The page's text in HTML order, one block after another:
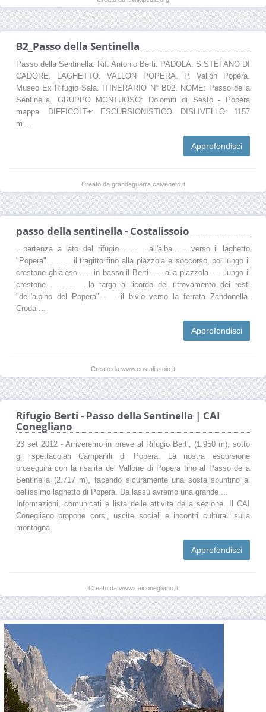
B2_Passo della Sentinella
Passo della Sentinella. Rif. Antonio Berti. PADOLA. S.STEFANO DI
CADORE. LAGHETTO. VALLON POPERA. P. Vallòn Popèra.
Museo Ex Rifugio Sala. ITINERARIO N° B02. NOME: Passo della
Sentinella. GRUPPO MONTUOSO: Dolomiti di Sesto - Popèra
mappa. DIFFICOLT±: ESCURSIONISTICO. DISLIVELLO: 1157
m ...
Approfondisci
Creato da grandeguerra.caiveneto.it
passo della sentinella - Costalissoio
...partenza a lato del rifugio... ... ...all'alba... ...verso il laghetto
"Popera"... ... ...il tragitto fino alla piazzola elisoccorso, poi lungo il
crestone ghiaioso... ...in basso il Berti... ...alla piazzola... ...lungo il
crestone... ... ... ...la targa a ricordo del ritrovamento dei resti
"dell'alpino del Popera".... ...il bivio verso la ferrata Zandonella-
Croda ...
Approfondisci
Creato da www.costalissoio.it
Rifugio Berti - Passo della Sentinella | CAI
Conegliano
23 set 2012 - Arriveremo in breve al Rifugio Berti, (1.950 m), sotto
gli spettacolari Campanili di Popera. La nostra escursione
proseguirà con la risalita del Vallone di Popera fino al Passo della
Sentinella (2.717 m), facendo sicuramente una sosta spuntino al
bellissimo laghetto di Popera. Da lassù avremo una grande ...
Informazioni, comunicati e lista delle attivita della sezione. Il CAI
Conegliano propone corsi, uscite sociali e incontri culturali sulla
montagna.
Approfondisci
Creato da www.caiconegliano.it